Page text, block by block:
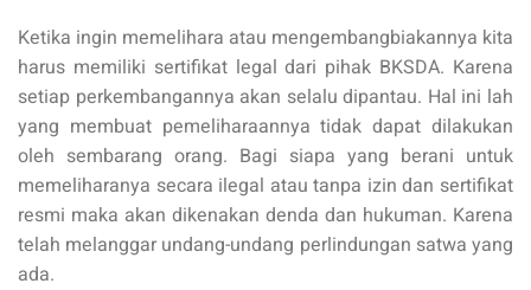
Ketika ingin memelihara atau mengembangbiakannya kita
harus memiliki sertifikat legal dari pihak BKSDA. Karena
setiap perkembangannya akan selalu dipantau. Hal ini lah
yang membuat pemeliharaannya tidak dapat dilakukan
oleh sembarang orang. Bagi siapa yang berani untuk
memeliharanya secara ilegal atau tanpa izin dan sertifikat
resmi maka akan dikenakan denda dan hukuman. Karena
telah melanggar undang-undang perlindungan satwa yang
ada.